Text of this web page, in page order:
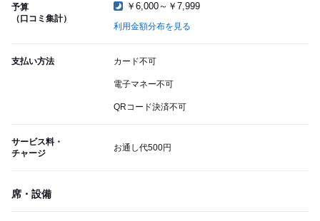
予算
（口コミ集計）
￥6,000～￥7,999
利用金額分布を見る
支払い方法 カード不可
電子マネー不可
QRコード決済不可
サービス料・
チャージ
お通し代500円
席・設備